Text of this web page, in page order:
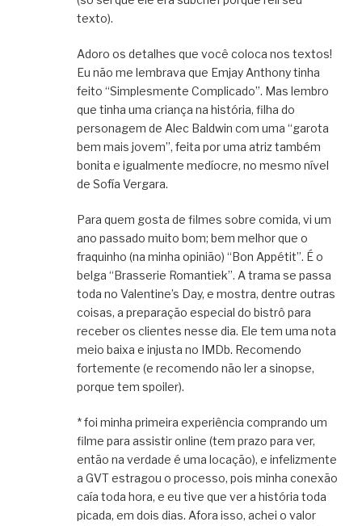
texto).
Adoro os detalhes que você coloca nos textos!
Eu não me lembrava que Emjay Anthony tinha
feito “Simplesmente Complicado”. Mas lembro
que tinha uma criança na história, filha do
personagem de Alec Baldwin com uma “garota
bem mais jovem”, feita por uma atriz também
bonita e igualmente medíocre, no mesmo nível
de Sofía Vergara.
Para quem gosta de filmes sobre comida, vi um
ano passado muito bom; bem melhor que o
fraquinho (na minha opinião) “Bon Appétit”. É o
belga “Brasserie Romantiek”. A trama se passa
toda no Valentine’s Day, e mostra, dentre outras
coisas, a preparação especial do bistrô para
receber os clientes nesse dia. Ele tem uma nota
meio baixa e injusta no IMDb. Recomendo
fortemente (e recomendo não ler a sinopse,
porque tem spoiler).
* foi minha primeira experiência comprando um
filme para assistir online (tem prazo para ver,
então na verdade é uma locação), e infelizmente
a GVT estragou o processo, pois minha conexão
caía toda hora, e eu tive que ver a história toda
picada, em dois dias. Afora isso, achei o valor